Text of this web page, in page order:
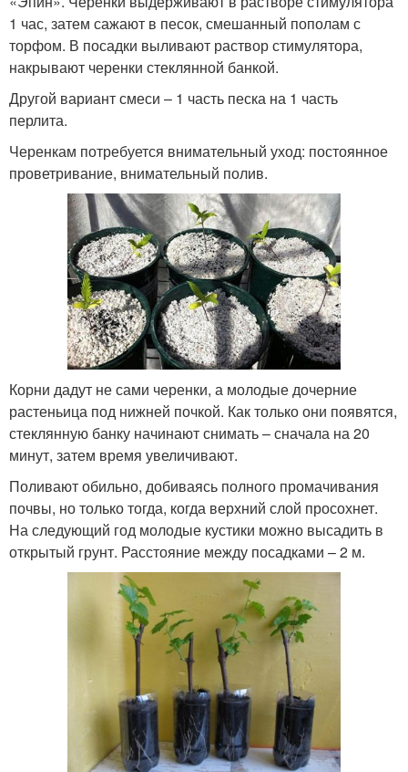
1 час, затем сажают в песок, смешанный пополам с
торфом. В посадки выливают раствор стимулятора,
накрывают черенки стеклянной банкой.
Другой вариант смеси – 1 часть песка на 1 часть
перлита.
Черенкам потребуется внимательный уход: постоянное
проветривание, внимательный полив.
Корни дадут не сами черенки, а молодые дочерние
растеньица под нижней почкой. Как только они появятся,
стеклянную банку начинают снимать – сначала на 20
минут, затем время увеличивают.
Поливают обильно, добиваясь полного промачивания
почвы, но только тогда, когда верхний слой просохнет.
На следующий год молодые кустики можно высадить в
открытый грунт. Расстояние между посадками – 2 м.